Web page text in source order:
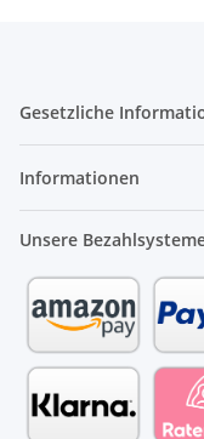
Gesetzliche
Informationen
Unsere